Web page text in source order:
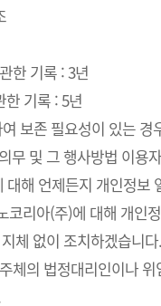
한 기록 : 3년
기록 : 5년
보존 필요성이 있는
무 및 그 행사방법 이
해 언제든지 개인정보
리아(주)에 대해 개인
체 없이 조치하겠습니다.
의 법정대리인이나